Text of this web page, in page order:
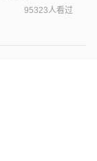
95323人看过